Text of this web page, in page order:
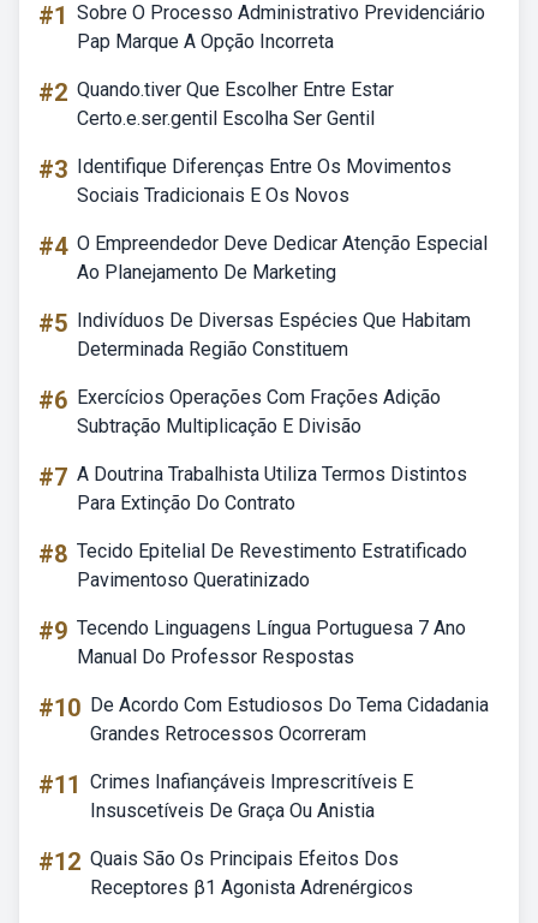
#1 Sobre O Processo Administrativo Previdenciário
Pap Marque A Opção Incorreta
#2 Quando.tiver Que Escolher Entre Estar
Certo.e.ser.gentil Escolha Ser Gentil
#3 Identifique Diferenças Entre Os Movimentos
Sociais Tradicionais E Os Novos
#4 O Empreendedor Deve Dedicar Atenção Especial
Ao Planejamento De Marketing
#5 Indivíduos De Diversas Espécies Que Habitam
Determinada Região Constituem
#6 Exercícios Operações Com Frações Adição
Subtração Multiplicação E Divisão
#7 A Doutrina Trabalhista Utiliza Termos Distintos
Para Extinção Do Contrato
#8 Tecido Epitelial De Revestimento Estratificado
Pavimentoso Queratinizado
#9 Tecendo Linguagens Língua Portuguesa 7 Ano
Manual Do Professor Respostas
#10 De Acordo Com Estudiosos Do Tema Cidadania
Grandes Retrocessos Ocorreram
#11 Crimes Inafiançáveis Imprescritíveis E
Insuscetíveis De Graça Ou Anistia
#12 Quais São Os Principais Efeitos Dos
Receptores β1 Agonista Adrenérgicos